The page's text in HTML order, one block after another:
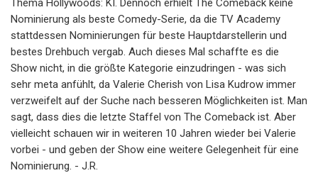
Thema Hollywoods: KI. Dennoch erhielt The Comeback keine
Nominierung als beste Comedy-Serie, da die TV Academy
stattdessen Nominierungen für beste Hauptdarstellerin und
bestes Drehbuch vergab. Auch dieses Mal schaffte es die
Show nicht, in die größte Kategorie einzudringen - was sich
sehr meta anfühlt, da Valerie Cherish von Lisa Kudrow immer
verzweifelt auf der Suche nach besseren Möglichkeiten ist. Man
sagt, dass dies die letzte Staffel von The Comeback ist. Aber
vielleicht schauen wir in weiteren 10 Jahren wieder bei Valerie
vorbei - und geben der Show eine weitere Gelegenheit für eine
Nominierung. - J.R.